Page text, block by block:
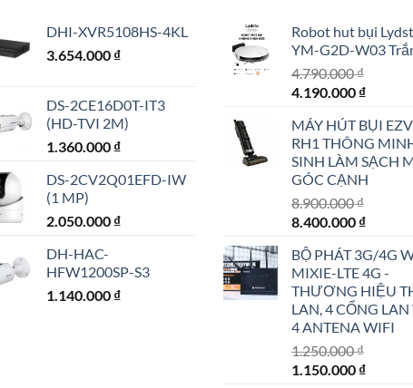
DHI-XVR5108HS-4KL
3.654.000 ₫
DS-2CE16D0T-IT3
(HD-TVI 2M)
1.360.000 ₫
DS-2CV2Q01EFD-IW
(1 MP)
2.050.000 ₫
DH-HAC-
HFW1200SP-S3
1.140.000 ₫
Robot hut bụi
YM-G2D-W03
4.790.000₫
Giá
là:
4.790.000 ₫.
4.190.000 ₫Giá
tại
là:
MÁY HÚT BỤI
RH1 THÔNG
SINH LÀM SẠCH
GÓC CẠNH
8.900.000₫
Giá
là:
8.900.000 ₫.
8.400.000 ₫Giá
tại
là:
BỘ PHÁT 3G/4G
MIXIE-LTE 4G -
THƯƠNG HIỆU
LAN, 4 CỔNG LAN
4 ANTENA WIFI
1.250.000₫
Giá
1.150.000 ₫Giá